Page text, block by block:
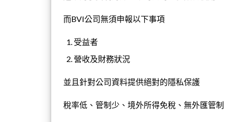
而BVI公司無須申報以下事項
受益者
營收及財務狀況
並且針對公司資料提供絕對的隱私保護
稅率低、管制少、境外所得免稅、無外匯管制